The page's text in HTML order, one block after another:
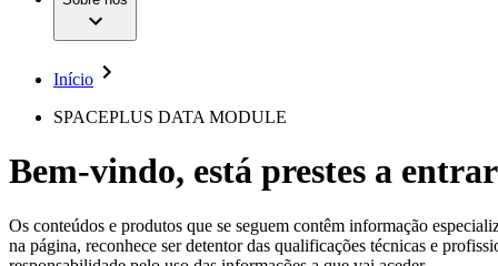
Motores Cirúrgicos
Nutrição Clínica
Oncologia
Retenção Urinária e Urologia
Suturas e Especialidades Cirúrgicas
Terapia da Dor
Patologias e Cuidados
Serviços
A nossa cultura
Acesso aos Cuidados de Saúde
Comunicados de Imprensa
Contactos
Início
SPACEPLUS DATA MODULE
Bem-vindo, está prestes a
Os conteúdos e produtos que se seguem contêm informação
na página, reconhece ser detentor das qualificações técnicas e